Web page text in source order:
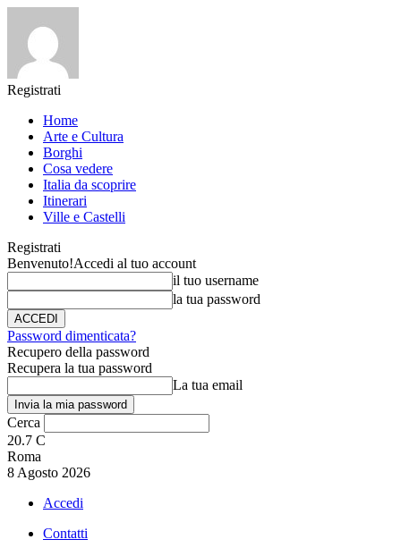
Registrati
Home
Arte e Cultura
Borghi
Cosa vedere
Italia da scoprire
Itinerari
Ville e Castelli
Registrati
Benvenuto!Accedi al tuo account
il tuo username
la tua password
Password dimenticata?
Recupero della password
Recupera la tua password
La tua email
Cerca
20.7 C
Roma
8 Agosto 2026
Accedi
Contatti